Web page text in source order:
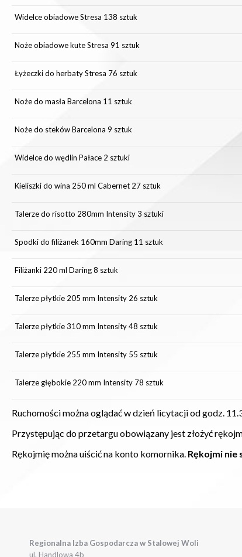
Widelce obiadowe Stresa 138 sztuk
Noże obiadowe kute Stresa 91 sztuk
Łyżeczki do herbaty Stresa 76 sztuk
Noże do masła Barcelona 11 sztuk
Noże do steków Barcelona 9 sztuk
Widelce do wędlin Pałace 2 sztuki
Kieliszki do wina 250 ml Cabernet 27 sztuk
Talerze do risotto 280mm Intensity 3 sztuki
Spodki do filiżanek 160mm Daring 11 sztuk
Filiżanki 220 ml Daring 8 sztuk
Talerze płytkie 205 mm Intensity 26 sztuk
Talerze płytkie 310 mm Intensity 48 sztuk
Talerze płytkie 255 mm Intensity 55 sztuk
Talerze głębokie 220 mm Intensity 78 sztuk
Ruchomości można oglądać w dzień licytacji od godz.
Przystępując do przetargu obowiązany jest złożyć
Rękojmię można uiścić na konto komornika. Rękojmi nie
Regionalna Izba Gospodarcza w Stalowej Woli
ul. Handlowa 4b